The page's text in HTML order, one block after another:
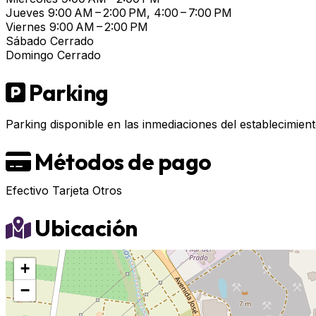
Jueves 9:00 AM – 2:00 PM, 4:00 – 7:00 PM
Viernes 9:00 AM – 2:00 PM
Sábado Cerrado
Domingo Cerrado
Parking
Parking disponible en las inmediaciones del
Métodos de pago
Efectivo Tarjeta Otros
Ubicación
+
−